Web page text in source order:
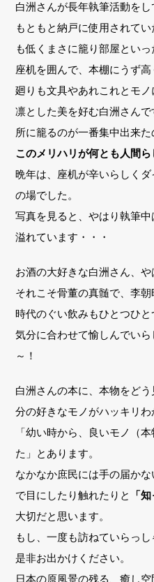
白洲さんが長年執筆活動をし
もともと納戸に使用されて
も低くまさに籠り部屋といっ
座机を囲んで、本棚にうず
廻りも文具やあれこれとモノ
凛とした美を好む白洲さん
所に籠るのが一番集中出来た
このメリハリが何とも人間ら
晩年は、座机が辛いらしく
の場でした。
写真を見ると、やはり執筆
溢れています・・・
お酒の大好きな白洲さん、や
それこそ骨董の真髄で、李
時代のぐい飲みもひとつひと
気分に合わせて愉しんでい
～！
白洲さんの本に、本物をど
分の好きなモノがハッキリ
「幼い時から、良いモノ（
た」とあります。
なかなか庶民には手の届か
で目にしたり触れたりと
「
大切だと思います。
もし、一度も訪ねていらっ
是非お出かけください。
日本の原風景の残る、癒し空